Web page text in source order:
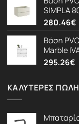
SIMPLA
280.46€
Βάση
Marble
295.26€
ΚΑΛΎΤΕΡΕΣ